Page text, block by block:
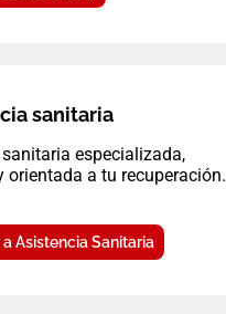
sanitaria
especializada,
orientada a tu recuperación.
Asistencia Sanitaria